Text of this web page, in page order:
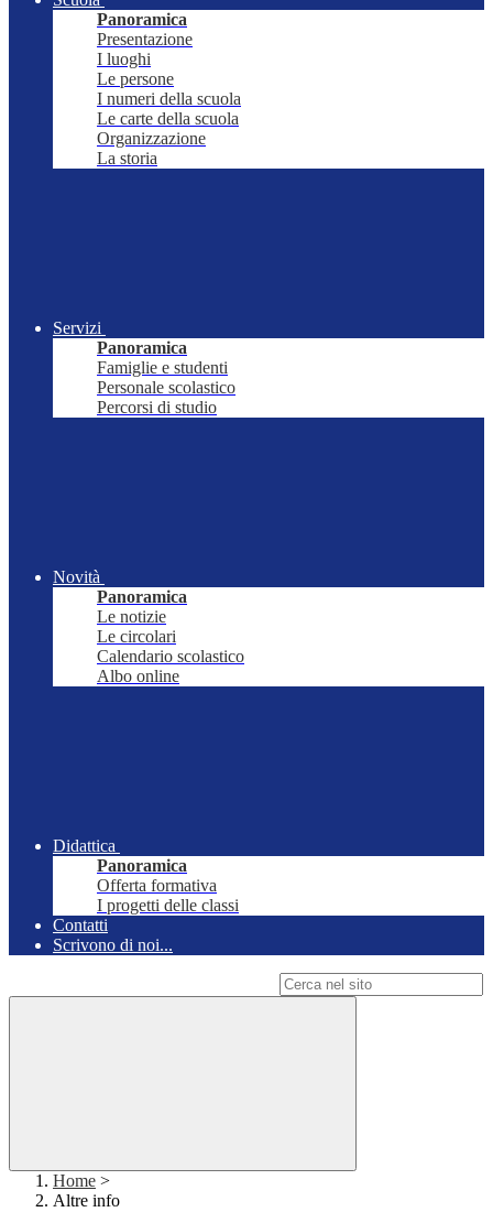
Panoramica
Presentazione
I luoghi
Le persone
I numeri della scuola
Le carte della scuola
Organizzazione
La storia
Servizi
Panoramica
Famiglie e studenti
Personale scolastico
Percorsi di studio
Novità
Panoramica
Le notizie
Le circolari
Calendario scolastico
Albo online
Didattica
Panoramica
Offerta formativa
I progetti delle classi
Contatti
Scrivono di noi...
Home >
Altre info